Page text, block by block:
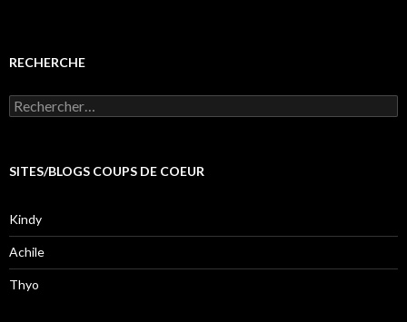
RECHERCHE
Rechercher :
SITES/BLOGS COUPS DE COEUR
Kindy
Achile
Thyo